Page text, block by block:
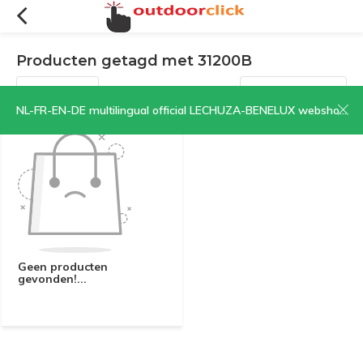
NL-FR-EN-DE multilingual official LECHUZA-BENELUX webshop | CLICK HERE NOW!
Producten getagd met 31200B
Filters Sorteren op:
Geen producten
gevonden!...